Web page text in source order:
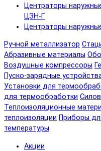
Центраторы
ЦЗН-Г
Центраторы
Ручной металлизатор
Абразивные материалы
Воздушные компрессоры
Пуско-зарядные
Установки для
для термообработки
Теплоизоляционные
теплоизоляции Приборы
температуры
Акции